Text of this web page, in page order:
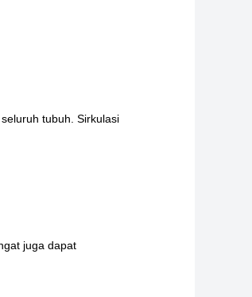
tubuh. Sirkulasi
juga dapat